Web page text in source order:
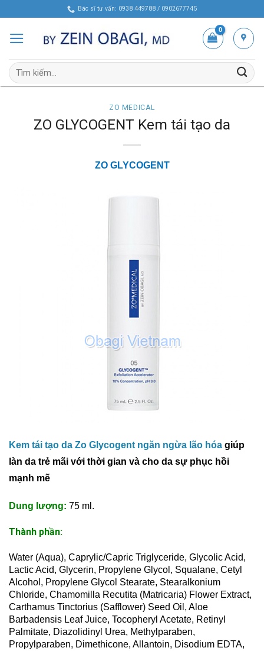
content
Bác sĩ tư vấn: 0938 449788 / 0902677745
Tìm
kiếm:
ZO MEDICAL
ZO GLYCOGENT Kem tái tạo da
ZO GLYCOGENT
Kem tái tạo da Zo Glycogent ngăn ngừa lão hóa giúp
làn da trẻ mãi với thời gian và cho da sự phục hồi
mạnh mẽ
Dung lượng: 75 ml.
Thành phần:
Water (Aqua), Caprylic/Capric Triglyceride, Glycolic Acid,
Lactic Acid, Glycerin, Propylene Glycol, Squalane, Cetyl
Alcohol, Propylene Glycol Stearate, Stearalkonium
Chloride, Chamomilla Recutita (Matricaria) Flower Extract,
Carthamus Tinctorius (Safflower) Seed Oil, Aloe
Barbadensis Leaf Juice, Tocopheryl Acetate, Retinyl
Palmitate, Diazolidinyl Urea, Methylparaben,
Propylparaben, Dimethicone, Allantoin, Disodium EDTA,